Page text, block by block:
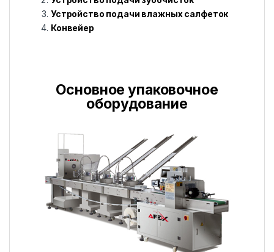
Устройство подачи влажных салфеток
Конвейер
Основное упаковочное
оборудование